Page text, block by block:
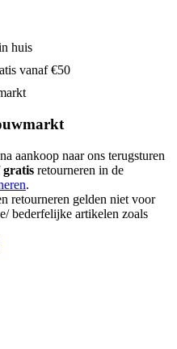
huis
vanaf €50
aankoop naar ons terugsturen
gratis retourneren in de
.
retourneren gelden niet voor
bederfelijke artikelen zoals